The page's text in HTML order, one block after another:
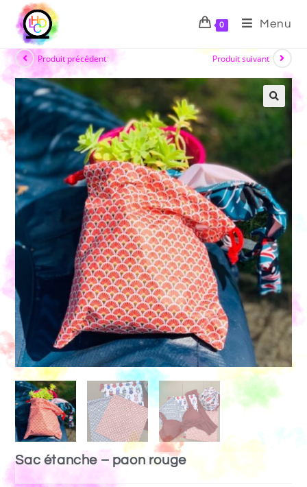
0 Menu
Produit précédent Produit suivant
🔍
Sac étanche – paon rouge